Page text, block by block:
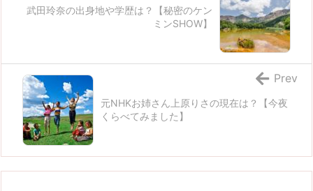
武田玲奈の出身地や学歴は？【秘密のケン
ミンSHOW】
元NHKお姉さん上原りさの現在は？【今夜
くらべてみました】
Prev